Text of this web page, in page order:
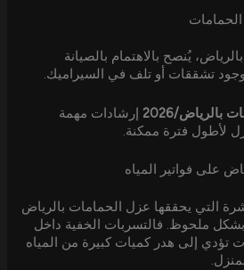
يُنصح بالاهتمام بالصيانة
وجود تشققات أو تلف في السيراميك.
2026
إرشادات مهمة
لأطول فترة ممكنة.
على فواتير المياه
التي يحققها عزل الحمامات بالرياض
بشكل ملحوظ. فالتسربات الخفية داخل
تؤدي إلى هدر كميات كبيرة من المياه